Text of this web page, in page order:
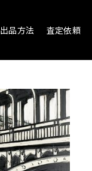
出品方法 査定依頼